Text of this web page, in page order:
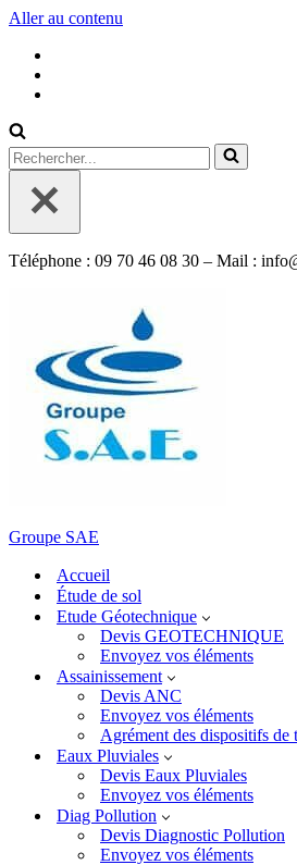
Aller au contenu
Rechercher...
Téléphone : 09 70 46 08 30 – Mail :
Groupe SAE
Accueil
Étude de sol
Etude Géotechnique
Devis GEOTECHNIQUE
Envoyez vos éléments
Assainissement
Devis ANC
Envoyez vos éléments
Agrément des dispositifs de
Eaux Pluviales
Devis Eaux Pluviales
Envoyez vos éléments
Diag Pollution
Devis Diagnostic Pollution
Envoyez vos éléments